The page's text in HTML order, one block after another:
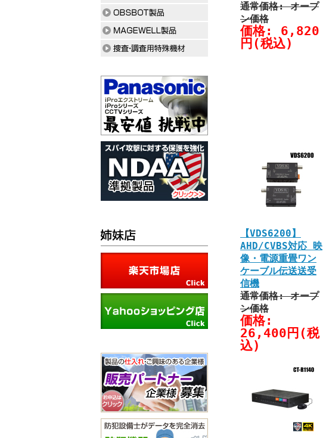
通常価格: オープ
ン価格
価格: 6,820
円(税込)
【VDS6200】
AHD/CVBS対応 映
像・電源重畳ワン
ケーブル伝送送受
信機
通常価格: オープ
ン価格
価格:
26,400円(税
込)